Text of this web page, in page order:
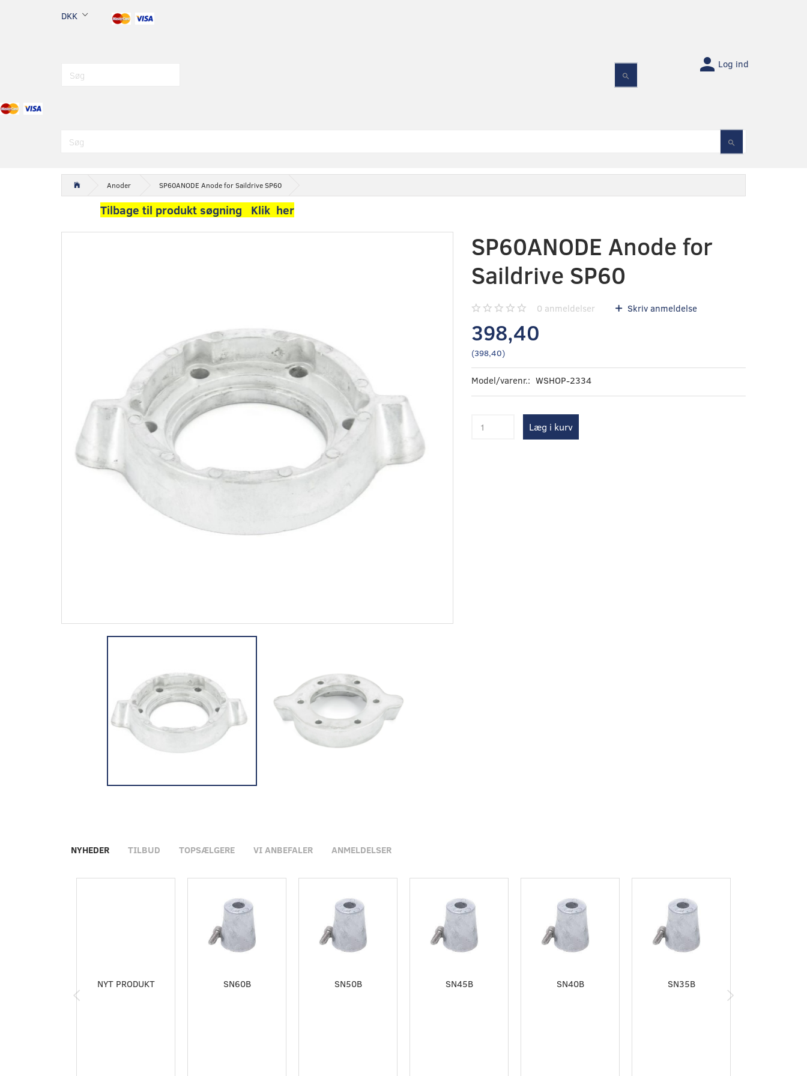
DKK
Log ind
Anoder SP60ANODE Anode for Saildrive SP60
Tilbage til produkt søgning Klik her
SP60ANODE Anode for
Saildrive SP60
0 anmeldelser Skriv anmeldelse
398,40
(398,40)
Model/varenr.: WSHOP-2334
Læg i kurv
NYHEDER TILBUD TOPSÆLGERE VI ANBEFALER ANMELDELSER
NYT PRODUKT SN60B SN50B SN45B SN40B SN35B